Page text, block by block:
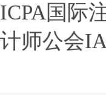
ICPA国际
计师公会